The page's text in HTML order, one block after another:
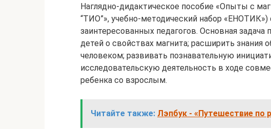
Наглядно-дидактическое пособие «Опыты с
“ТИО”», учебно-методический набор
заинтересованных педагогов. Основная
детей о свойствах магнита; расширить знания
человеком; развивать познавательную
исследовательскую деятельность в ходе
ребенка со взрослым.
Читайте также: Лэпбук - «Путешествие по